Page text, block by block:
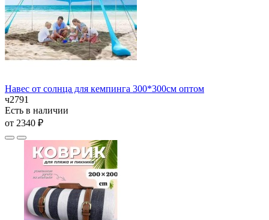
Навес от солнца для кемпинга 300*300см оптом
ч2791
Есть в наличии
от 2340 ₽